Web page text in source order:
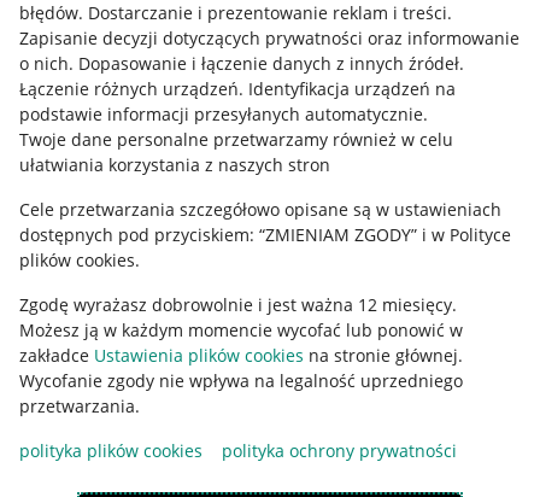
błędów. Dostarczanie i prezentowanie reklam i treści.
Zapisanie decyzji dotyczących prywatności oraz informowanie
o nich. Dopasowanie i łączenie danych z innych źródeł.
Łączenie różnych urządzeń. Identyfikacja urządzeń na
podstawie informacji przesyłanych automatycznie.
Twoje dane personalne przetwarzamy również w celu
ułatwiania korzystania z naszych stron
Cele przetwarzania szczegółowo opisane są w ustawieniach
dostępnych pod przyciskiem: “ZMIENIAM ZGODY” i w Polityce
plików cookies.
Zgodę wyrażasz dobrowolnie i jest ważna 12 miesięcy.
Możesz ją w każdym momencie wycofać lub ponowić w
zakładce Ustawienia plików cookies na stronie głównej.
Wycofanie zgody nie wpływa na legalność uprzedniego
przetwarzania.
polityka plików cookies
polityka ochrony prywatności
Informacje prawne
Regulamin
Polityka plików "cookies"
Ustawienia plików "cookies"
Udostępnianie lokalizacji
Informacje dla Aktu o Usługach Cyfrowych
Pobierz aplikację